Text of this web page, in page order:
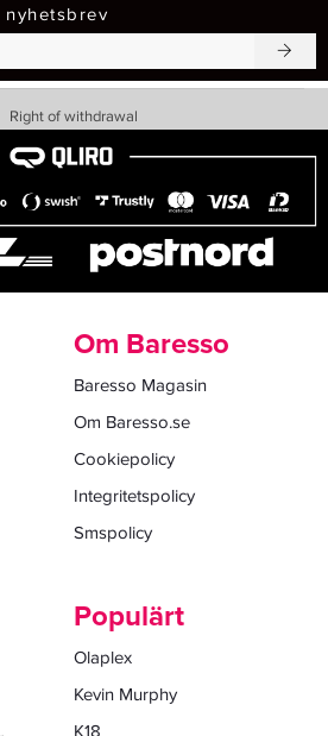
Right of withdrawal
Om Baresso
Baresso Magasin
Om Baresso.se
Cookiepolicy
Integritetspolicy
Smspolicy
Populärt
Olaplex
Kevin Murphy
K18